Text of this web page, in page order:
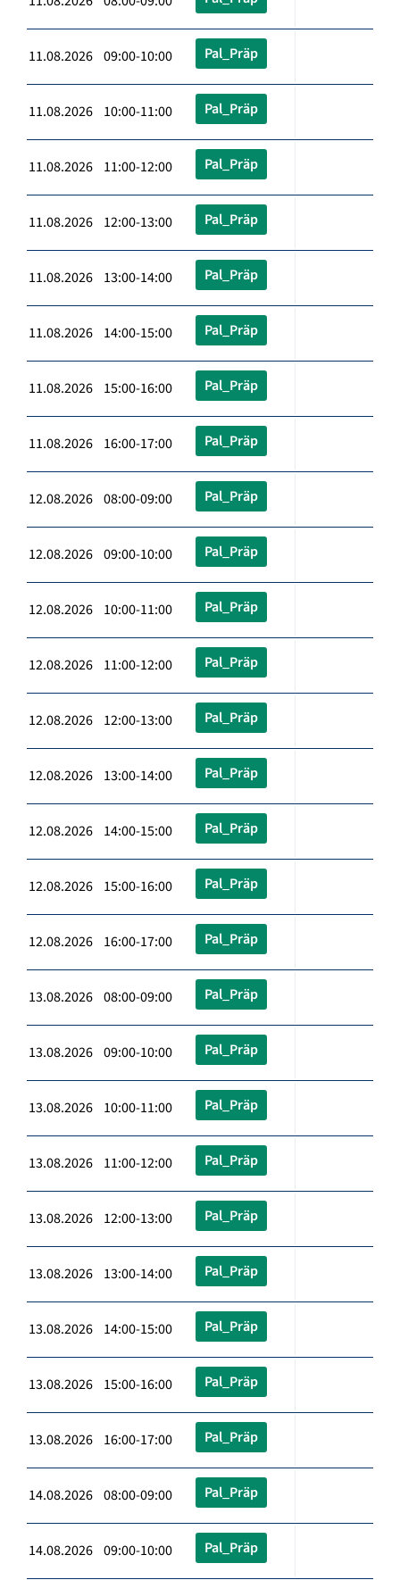
11.08.2026 09:00-10:00 Pal_Präp
11.08.2026 10:00-11:00 Pal_Präp
11.08.2026 11:00-12:00 Pal_Präp
11.08.2026 12:00-13:00 Pal_Präp
11.08.2026 13:00-14:00 Pal_Präp
11.08.2026 14:00-15:00 Pal_Präp
11.08.2026 15:00-16:00 Pal_Präp
11.08.2026 16:00-17:00 Pal_Präp
12.08.2026 08:00-09:00 Pal_Präp
12.08.2026 09:00-10:00 Pal_Präp
12.08.2026 10:00-11:00 Pal_Präp
12.08.2026 11:00-12:00 Pal_Präp
12.08.2026 12:00-13:00 Pal_Präp
12.08.2026 13:00-14:00 Pal_Präp
12.08.2026 14:00-15:00 Pal_Präp
12.08.2026 15:00-16:00 Pal_Präp
12.08.2026 16:00-17:00 Pal_Präp
13.08.2026 08:00-09:00 Pal_Präp
13.08.2026 09:00-10:00 Pal_Präp
13.08.2026 10:00-11:00 Pal_Präp
13.08.2026 11:00-12:00 Pal_Präp
13.08.2026 12:00-13:00 Pal_Präp
13.08.2026 13:00-14:00 Pal_Präp
13.08.2026 14:00-15:00 Pal_Präp
13.08.2026 15:00-16:00 Pal_Präp
13.08.2026 16:00-17:00 Pal_Präp
14.08.2026 08:00-09:00 Pal_Präp
14.08.2026 09:00-10:00 Pal_Präp